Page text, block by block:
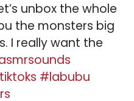
unbox the whole
the monsters big
I really want the
#labubu